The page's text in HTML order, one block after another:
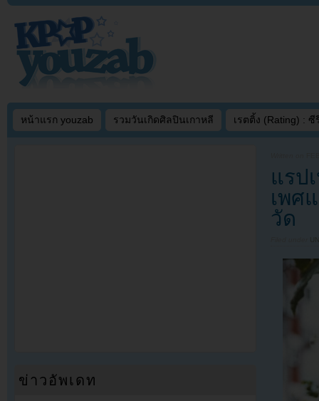
หน้าแรก youzab รวมวันเกิดศิลปินเกาหลี เรตติ้ง (Rating) : ซี
แรป
เพศ
วัด
ข่าวอัพเดท